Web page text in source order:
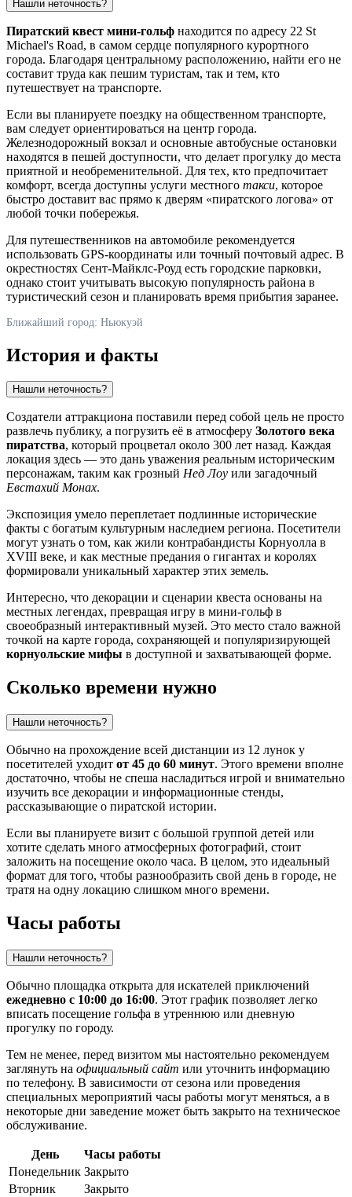
Нашли неточность?
Пиратский квест мини-гольф находится по адресу 22 St
Michael's Road, в самом сердце популярного курортного
города. Благодаря центральному расположению, найти его не
составит труда как пешим туристам, так и тем, кто
путешествует на транспорте.
Если вы планируете поездку на общественном транспорте,
вам следует ориентироваться на центр города.
Железнодорожный вокзал и основные автобусные остановки
находятся в пешей доступности, что делает прогулку до места
приятной и необременительной. Для тех, кто предпочитает
комфорт, всегда доступны услуги местного такси, которое
быстро доставит вас прямо к дверям «пиратского логова» от
любой точки побережья.
Для путешественников на автомобиле рекомендуется
использовать GPS-координаты или точный почтовый адрес. В
окрестностях Сент-Майклс-Роуд есть городские парковки,
однако стоит учитывать высокую популярность района в
туристический сезон и планировать время прибытия заранее.
Ближайший город: Ньюкуэй
История и факты
Нашли неточность?
Создатели аттракциона поставили перед собой цель не просто
развлечь публику, а погрузить её в атмосферу Золотого века
пиратства, который процветал около 300 лет назад. Каждая
локация здесь — это дань уважения реальным историческим
персонажам, таким как грозный Нед Лоу или загадочный
Евстахий Монах.
Экспозиция умело переплетает подлинные исторические
факты с богатым культурным наследием региона. Посетители
могут узнать о том, как жили контрабандисты Корнуолла в
XVIII веке, и как местные предания о гигантах и королях
формировали уникальный характер этих земель.
Интересно, что декорации и сценарии квеста основаны на
местных легендах, превращая игру в мини-гольф в
своеобразный интерактивный музей. Это место стало важной
точкой на карте города, сохраняющей и популяризирующей
корнуольские мифы в доступной и захватывающей форме.
Сколько времени нужно
Нашли неточность?
Обычно на прохождение всей дистанции из 12 лунок у
посетителей уходит от 45 до 60 минут. Этого времени вполне
достаточно, чтобы не спеша насладиться игрой и внимательно
изучить все декорации и информационные стенды,
рассказывающие о пиратской истории.
Если вы планируете визит с большой группой детей или
хотите сделать много атмосферных фотографий, стоит
заложить на посещение около часа. В целом, это идеальный
формат для того, чтобы разнообразить свой день в городе, не
тратя на одну локацию слишком много времени.
Часы работы
Нашли неточность?
Обычно площадка открыта для искателей приключений
ежедневно с 10:00 до 16:00. Этот график позволяет легко
вписать посещение гольфа в утреннюю или дневную
прогулку по городу.
Тем не менее, перед визитом мы настоятельно рекомендуем
заглянуть на официальный сайт или уточнить информацию
по телефону. В зависимости от сезона или проведения
специальных мероприятий часы работы могут меняться, а в
некоторые дни заведение может быть закрыто на техническое
обслуживание.
День
Часы работы
Понедельник Закрыто
Вторник
Закрыто